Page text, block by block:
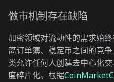
做市机制存在缺陷
加密领域对流动性的需求始
离订单簿、稳定币之间的竞
类允许任何人创建去中心化
度碎片化。根据